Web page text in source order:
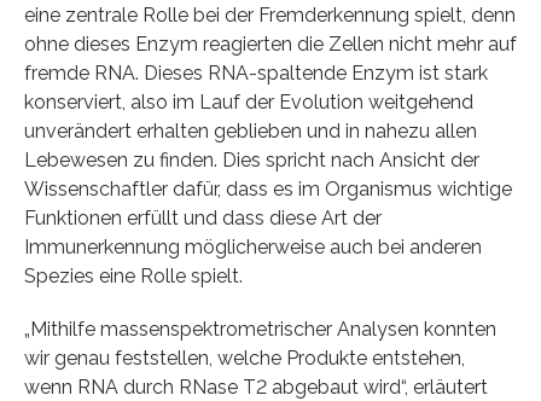
eine zentrale Rolle bei der Fremderkennung spielt, denn
ohne dieses Enzym reagierten die Zellen nicht mehr auf
fremde RNA. Dieses RNA-spaltende Enzym ist stark
konserviert, also im Lauf der Evolution weitgehend
unverändert erhalten geblieben und in nahezu allen
Lebewesen zu finden. Dies spricht nach Ansicht der
Wissenschaftler dafür, dass es im Organismus wichtige
Funktionen erfüllt und dass diese Art der
Immunerkennung möglicherweise auch bei anderen
Spezies eine Rolle spielt.
„Mithilfe massenspektrometrischer Analysen konnten
wir genau feststellen, welche Produkte entstehen,
wenn RNA durch RNase T2 abgebaut wird“, erläutert